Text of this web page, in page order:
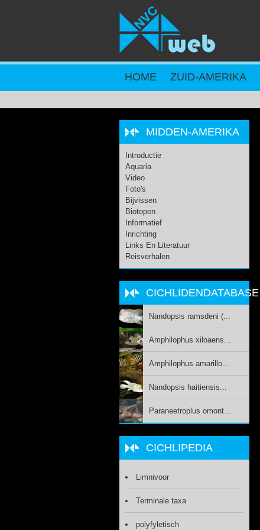
HOME ZUID-AMERIKA
MIDDEN-AMERIKA
Introductie
Aquaria
Video
Foto's
Bijvissen
Biotopen
Informatief
Inrichting
Links En Literatuur
Reisverhalen
CICHLIDENDATABASE
Nandopsis ramsdeni (...
Amphilophus xiloaens...
Amphilophus amarillo...
Nandopsis haitiensis...
Paraneetroplus omont...
CICHLIPEDIA
Limnivoor
Terminale taxa
polyfyletisch